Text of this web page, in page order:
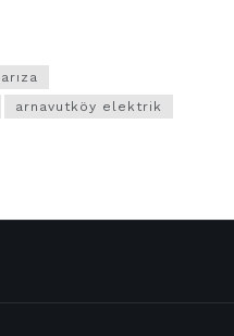
arnavutköy elektrik